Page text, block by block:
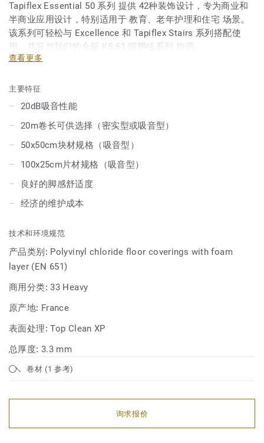
Tapiflex Essential 50 系列 提供 42种装饰设计，专为商业和
半商业应用设计，特别适用于 教育、老年护理和住宅 场景。
该系列可轻松与 Excellence 和 Tapiflex Stairs 系列搭配使
用，并可与我们的全新 KS 61 踢脚线系列 协调。
材（适用于木质图案）。此外，该系列还新增了紧凑型版本
—— Acczent Essential，提供 10种装饰设计，配备 0.70mm
耐磨层。
凭借其高密度泡沫背衬，Tapiflex Essential 50 提供行业领先
的声学性能（20dB 声音减弱）和良好的脚下舒适度。其表面
经过我们注册商标的 Top Clean XP 涂层处理，确保极高的耐
用性和经济高效的维护。
查看更多
主要特征
20dB吸音性能
20m卷长可供选择（密实型或吸音型）
50x50cm块材规格（吸音型）
100x25cm片材规格（吸音型）
良好的脚感舒适度
经济的维护成本
技术和环境规范
产品类别: Polyvinyl chloride floor coverings with foam
layer (EN 651)
商用分类:33 Heavy
原产地: France
表面处理:Top Clean XP
总厚度: 3.3 mm
卷材 (1 参考)
询求报价